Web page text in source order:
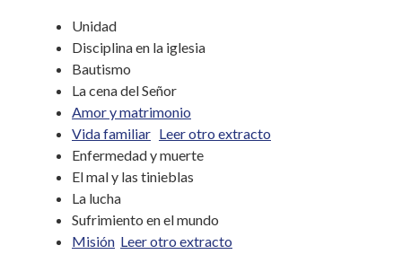
Unidad
Disciplina en la iglesia
Bautismo
La cena del Señor
Amor y matrimonio
Vida familiar Leer otro extracto
Enfermedad y muerte
El mal y las tinieblas
La lucha
Sufrimiento en el mundo
Misión Leer otro extracto